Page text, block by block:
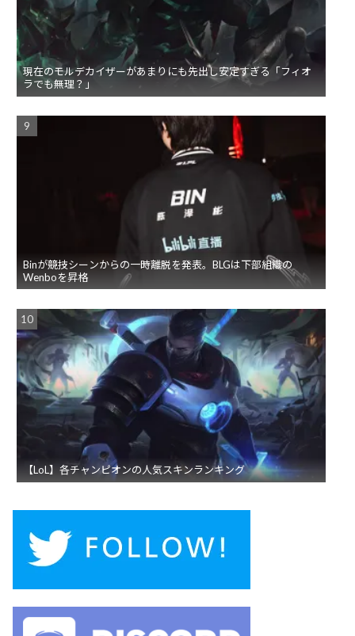
現在のモルデカイザーがあまりにも先出し安定すぎる「フィオ
ラでも無理？」
Binが競技シーンからの一時離脱を発表。BLGは下部組織の
Wenboを昇格
【LoL】各チャンピオンの人気スキンランキング